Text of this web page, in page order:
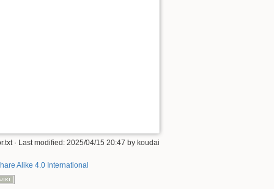
· Last modified: 2025/04/15 20:47 by koudai
Alike 4.0 International